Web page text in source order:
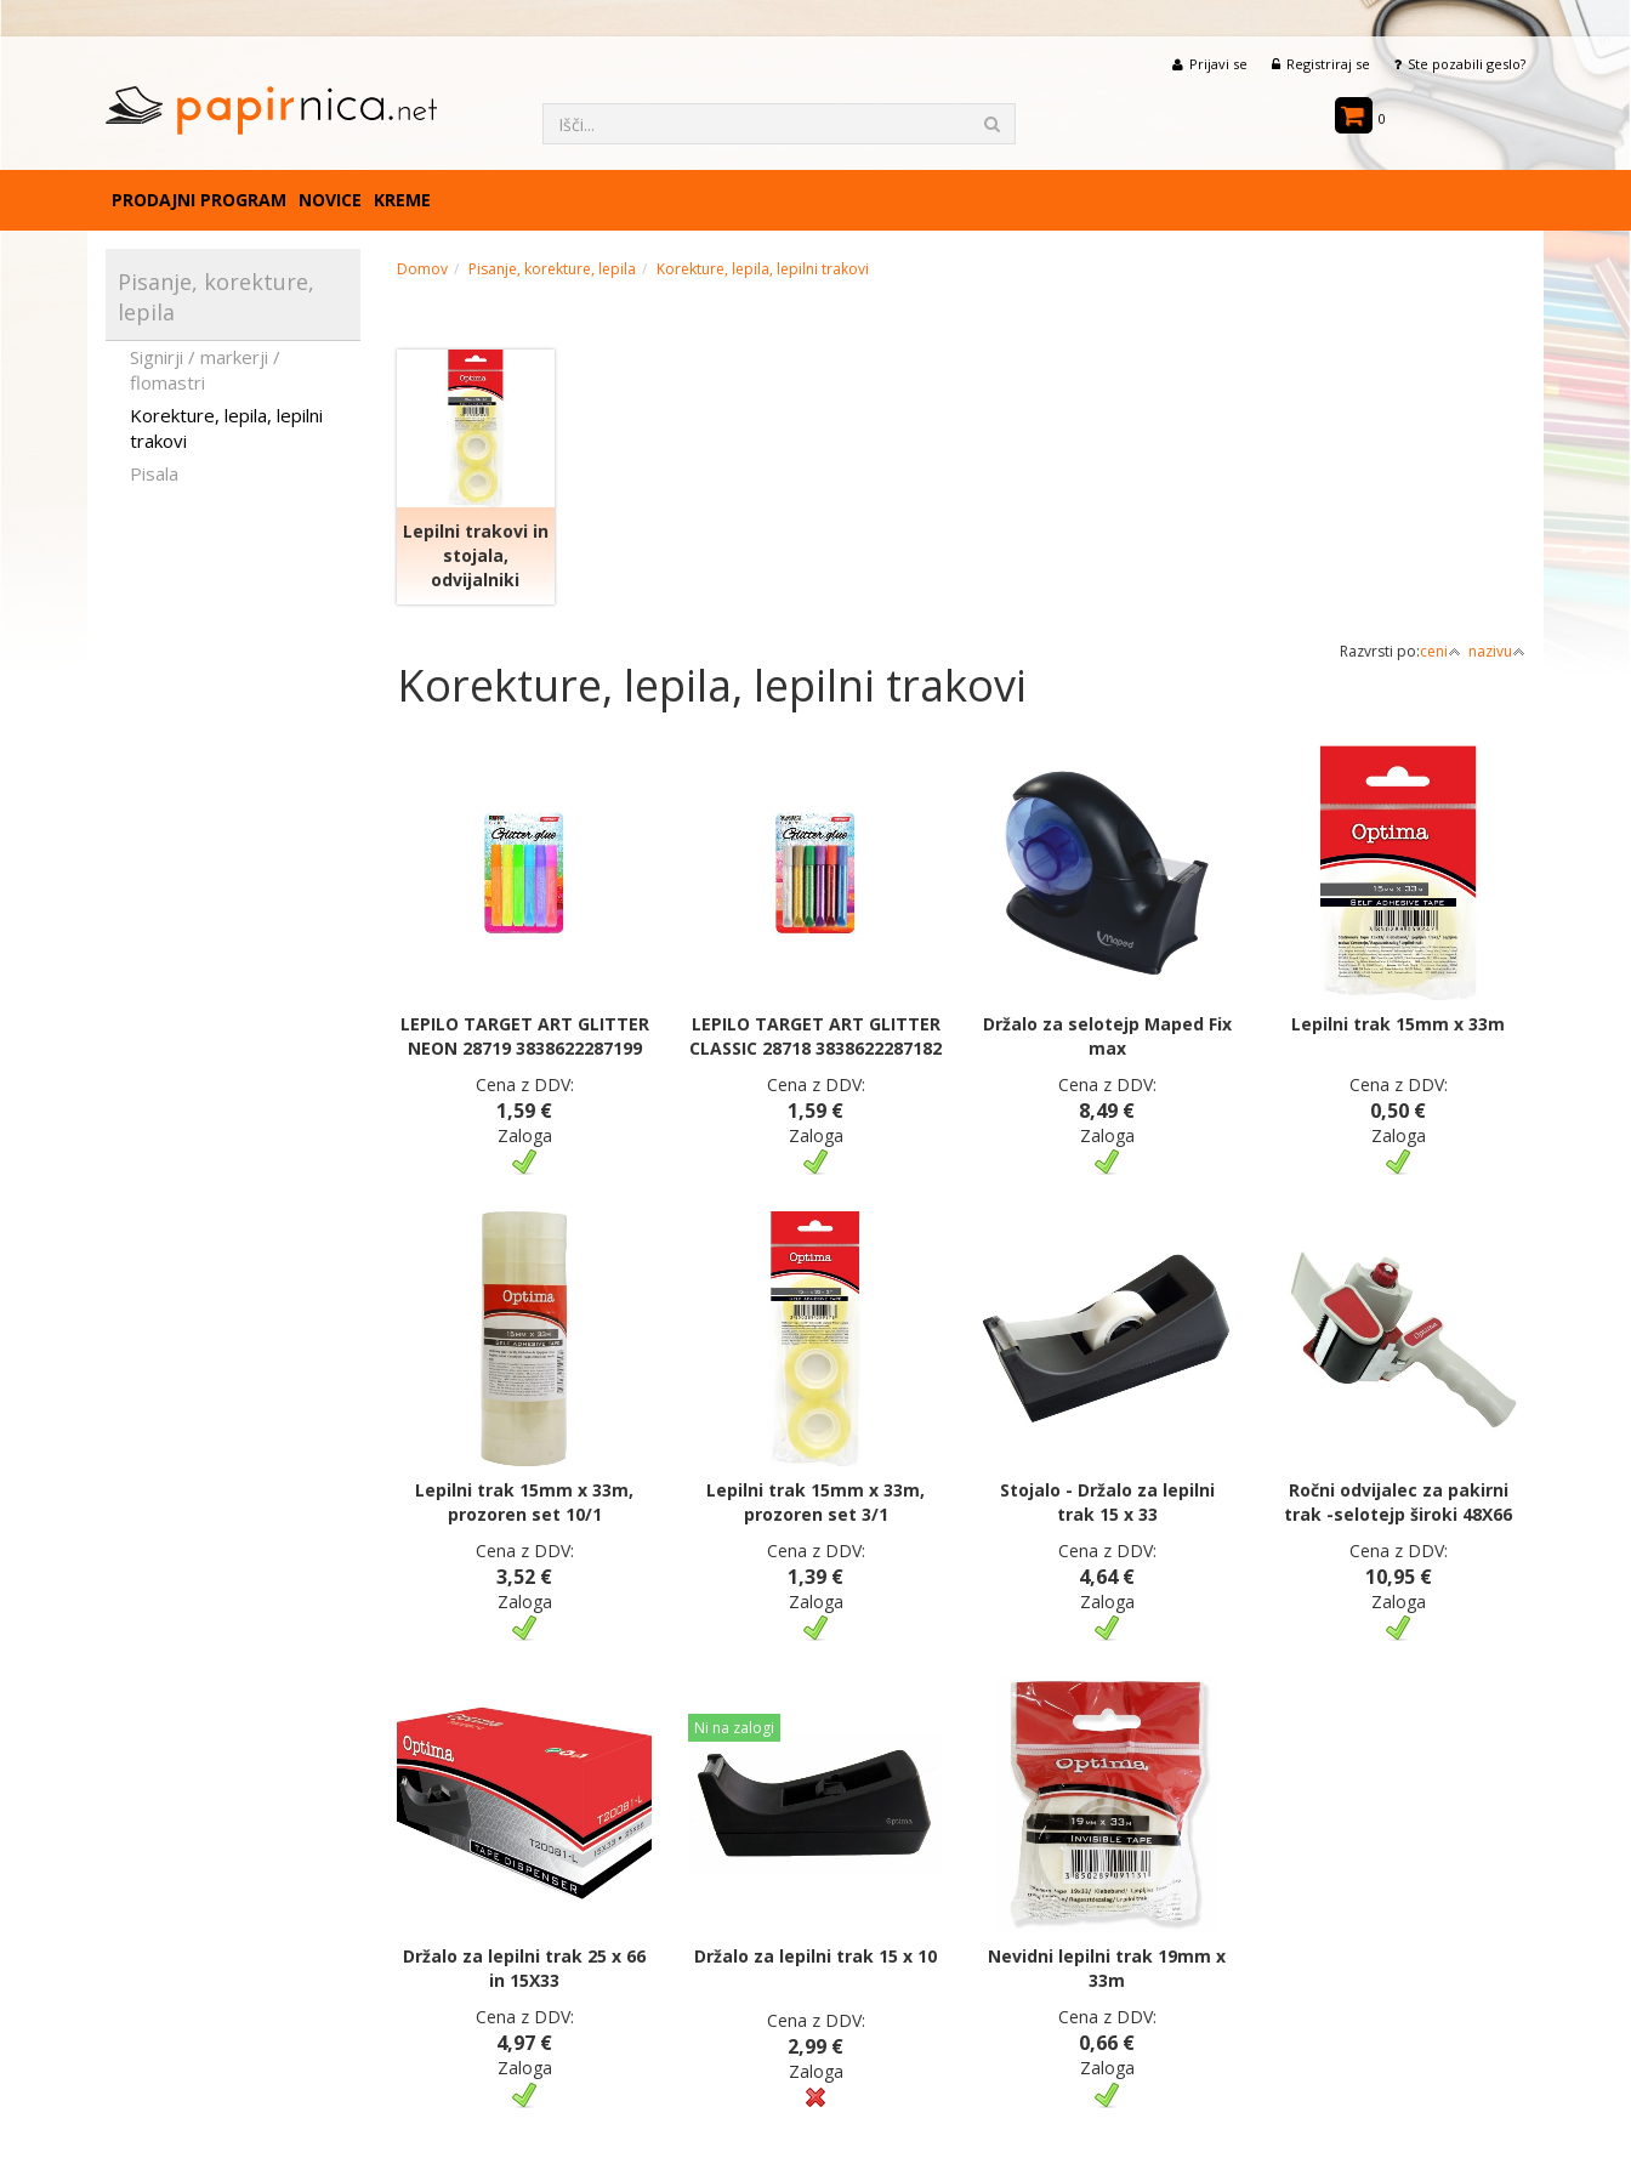
Prijavi se Registriraj se Ste pozabili geslo?
0
PRODAJNI PROGRAM NOVICE KREME
Pisanje, korekture,
lepila
Signirji / markerji /
flomastri
Korekture, lepila, lepilni
trakovi
Pisala
Domov Pisanje, korekture, lepila Korekture, lepila, lepilni trakovi
Lepilni trakovi in
stojala,
odvijalniki
Razvrsti po:ceni nazivu
Korekture, lepila, lepilni trakovi
LEPILO TARGET ART GLITTER
NEON 28719 3838622287199
Cena z DDV:
1,59 €
Zaloga
LEPILO TARGET ART GLITTER
CLASSIC 28718 3838622287182
Cena z DDV:
1,59 €
Zaloga
Držalo za selotejp Maped Fix
max
Cena z DDV:
8,49 €
Zaloga
Lepilni trak 15mm x 33m
Cena z DDV:
0,50 €
Zaloga
Lepilni trak 15mm x 33m,
prozoren set 10/1
Cena z DDV:
3,52 €
Zaloga
Lepilni trak 15mm x 33m,
prozoren set 3/1
Cena z DDV:
1,39 €
Zaloga
Stojalo - Držalo za lepilni
trak 15 x 33
Cena z DDV:
4,64 €
Zaloga
Ročni odvijalec za pakirni
trak -selotejp široki 48X66
Cena z DDV:
10,95 €
Zaloga
Držalo za lepilni trak 25 x 66
in 15X33
Cena z DDV:
4,97 €
Zaloga
Ni na zalogi
Držalo za lepilni trak 15 x 10
Cena z DDV:
2,99 €
Zaloga
Nevidni lepilni trak 19mm x
33m
Cena z DDV:
0,66 €
Zaloga